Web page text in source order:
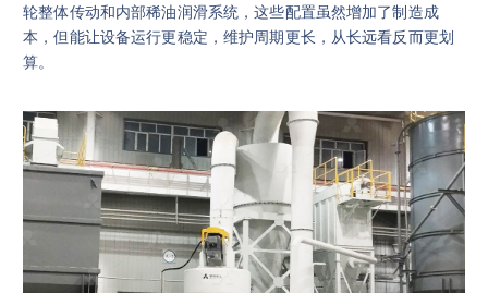
轮整体传动和内部稀油润滑系统，这些配置虽然增加了制造成
本，但能让设备运行更稳定，维护周期更长，从长远看反而更划
算。